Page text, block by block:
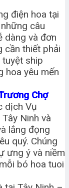
điện hoa tại
câu
dàng và đơn
cần thiết phải
ship
hoa yêu mến
Chợ
dịch Vụ
Ninh và
lắng đọng
quý. Chúng
ưng ý và niềm
bó hoa tuoi